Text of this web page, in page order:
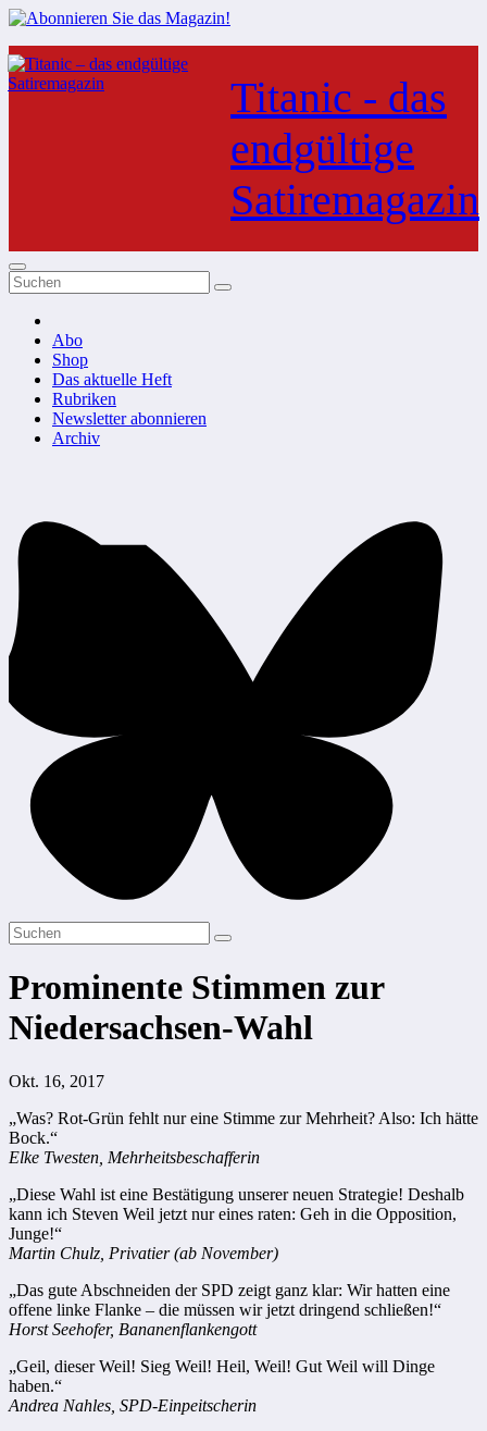
Zum
Inhalt
springen
Titanic - das
endgültige
Satiremagazin
Abo
Shop
Das aktuelle Heft
Rubriken
Newsletter abonnieren
Archiv
Prominente Stimmen zur
Niedersachsen-Wahl
Okt. 16, 2017
„Was? Rot-Grün fehlt nur eine Stimme zur Mehrheit? Also: Ich hätte
Bock.“
Elke Twesten, Mehrheitsbeschafferin
„Diese Wahl ist eine Bestätigung unserer neuen Strategie! Deshalb
kann ich Steven Weil jetzt nur eines raten: Geh in die Opposition,
Junge!“
Martin Chulz, Privatier (ab November)
„Das gute Abschneiden der SPD zeigt ganz klar: Wir hatten eine
offene linke Flanke – die müssen wir jetzt dringend schließen!“
Horst Seehofer, Bananenflankengott
„Geil, dieser Weil! Sieg Weil! Heil, Weil! Gut Weil will Dinge
haben.“
Andrea Nahles, SPD-Einpeitscherin